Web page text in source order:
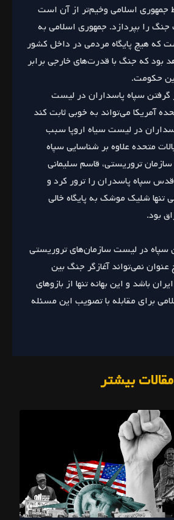
جمهوری اسلامی وخیم‌تر از آن است
جنگ را بپردازد. جمهوری اسلامی به
که هیچ پایگاه مردمی در داخل کشور
بود که جنگ با قدرت‌های خارجی برابر
حکومت.
گرفتن سپاه پاسداران در لیست
آمریکا می‌تواند به خوبی ثابت کند
در لیست سیاه اروپا سبب
متحده علاوه بر شناسایی سپاه
تروریستی، قاسم سلیمانی
سپاه پاسدران را ترور کرد و
تنها شلیک موشک به پایگاه خالی
بود.
سپاه در لیست سازمان‌های تروریستی
عنوان نمی‌تواند آغازگر جنگ بین
باشد و این بهانه تنها از بازوهای
برای مقابله با تصویب این مسئله
مقالات بیشتر